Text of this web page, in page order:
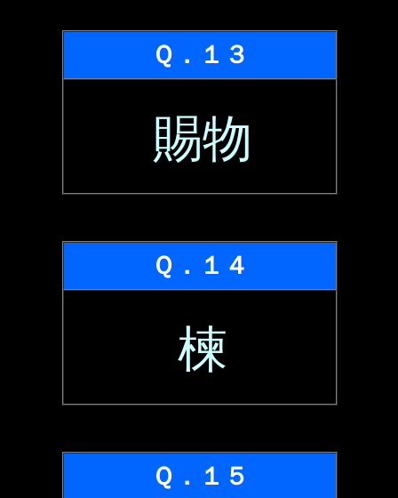
Ｑ．１３
賜物
Ｑ．１４
楝
Ｑ．１５